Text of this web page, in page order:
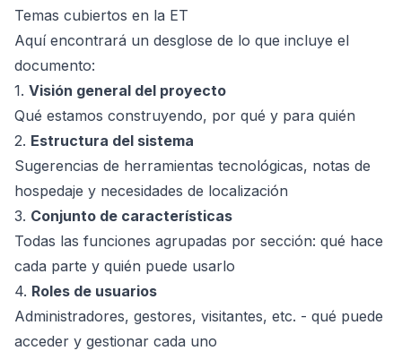
Temas cubiertos en la ET
Aquí encontrará un desglose de lo que incluye el
documento:
1. Visión general del proyecto
Qué estamos construyendo, por qué y para quién
2. Estructura del sistema
Sugerencias de herramientas tecnológicas, notas de
hospedaje y necesidades de localización
3. Conjunto de características
Todas las funciones agrupadas por sección: qué hace
cada parte y quién puede usarlo
4. Roles de usuarios
Administradores, gestores, visitantes, etc. - qué puede
acceder y gestionar cada uno